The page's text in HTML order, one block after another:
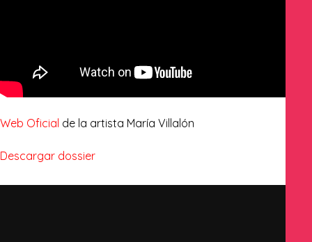
Web Oficial de la artista María Villalón
Descargar dossier